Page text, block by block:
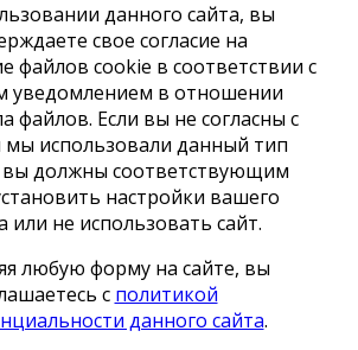
данного сайта, вы
свое согласие на
файлов cookie в соответствии с
уведомлением в отношении
файлов. Если вы не согласны с
мы использовали данный тип
вы должны соответствующим
настройки вашего
или не использовать сайт.
любую форму на сайте, вы
с политикой
данного сайта.